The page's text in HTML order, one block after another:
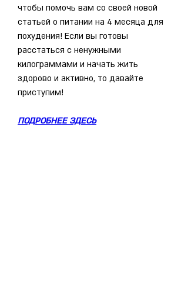
чтобы помочь вам со своей новой
статьей о питании на 4 месяца для
похудения! Если вы готовы
расстаться с ненужными
килограммами и начать жить
здорово и активно, то давайте
приступим!
ПОДРОБНЕЕ ЗДЕСЬ